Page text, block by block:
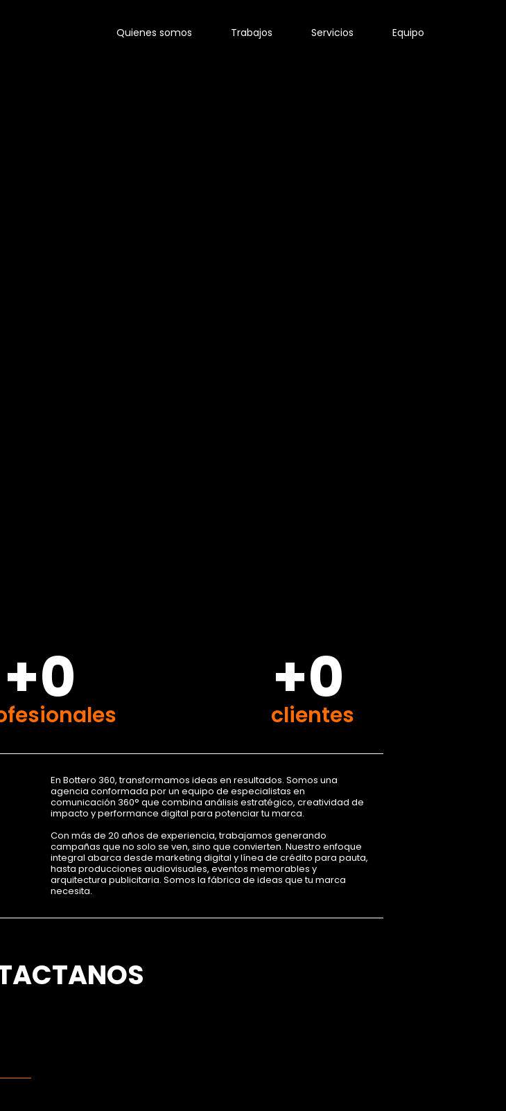
Quienes somos Trabajos Servicios Equipo
+0 +0
clientes
En Bottero 360, transformamos ideas en resultados. Somos una
agencia conformada por un equipo de especialistas en
comunicación 360° que combina análisis estratégico, creatividad de
impacto y performance digital para potenciar tu marca.
Con más de 20 años de experiencia, trabajamos generando
campañas que no solo se ven, sino que convierten. Nuestro enfoque
integral abarca desde marketing digital y línea de crédito para pauta,
hasta producciones audiovisuales, eventos memorables y
arquitectura publicitaria. Somos la fábrica de ideas que tu marca
necesita.